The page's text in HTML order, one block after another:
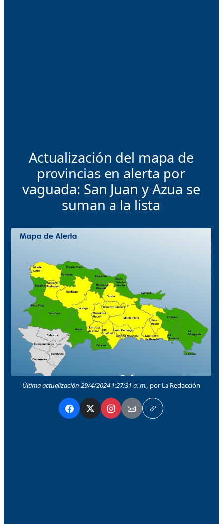
Actualización del mapa de
provincias en alerta por
vaguada: San Juan y Azua se
suman a la lista
Última actualización 29/4/2024 1:27:31 a. m., por La Redacción